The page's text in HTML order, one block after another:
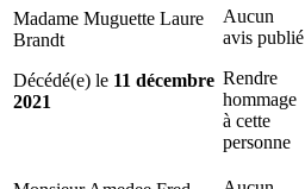
Madame Muguette Laure
Brandt
Décédé(e) le 11 décembre
2021
Aucun
avis publié
Rendre
hommage
à cette
personne